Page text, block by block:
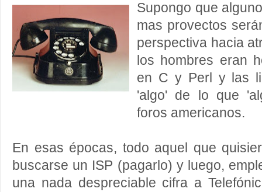
Supongo que
mas provectos
perspectiva hacia
los hombres eran
en C y Perl y las
'algo' de lo que
foros americanos.
En esas épocas, todo aquel que
buscarse un ISP (pagarlo) y luego,
una nada despreciable cifra a